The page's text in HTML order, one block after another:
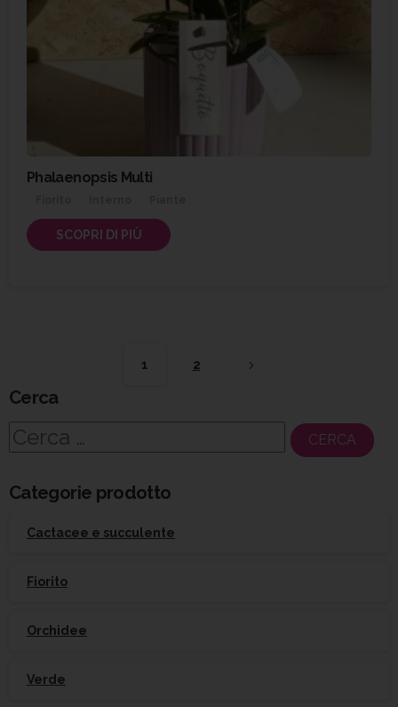
Phalaenopsis Multi
SCOPRI DI PIÙ
1 2
Cerca
Ricerca
Categorie prodotto
Cactacee e succulente
Fiorito
Orchidee
Verde